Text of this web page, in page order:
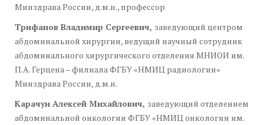
Минздрава России, д.м.н., профессор
Трифанов Владимир Сергеевич, заведующий центром
абдоминальной хирургии, ведущий научный сотрудник
абдоминального хирургического отделения МНИОИ им.
П.А. Герцена – филиала ФГБУ «НМИЦ радиологии»
Минздрава России, д.м.н.
Карачун Алексей Михайлович, заведующий отделением
абдоминальной онкологии ФГБУ «НМИЦ онкологии им.